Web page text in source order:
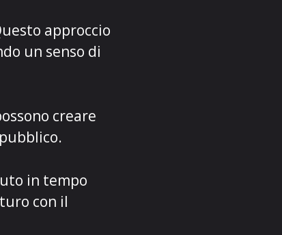
approccio
un senso di
creare
in tempo
con il